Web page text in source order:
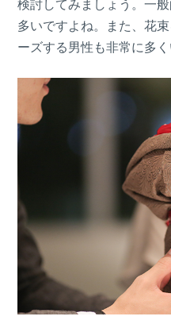
検討してみましょう。一
多いですよね。また、花
ーズする男性も非常に多く